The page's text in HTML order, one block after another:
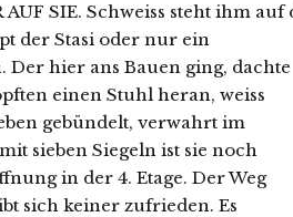
SIE. Schweiss steht ihm auf
der Stasi oder nur ein
Der hier ans Bauen ging, dachte
einen Stuhl heran, weiss
gebündelt, verwahrt im
sieben Siegeln ist sie noch
in der 4. Etage. Der Weg
sich keiner zufrieden. Es